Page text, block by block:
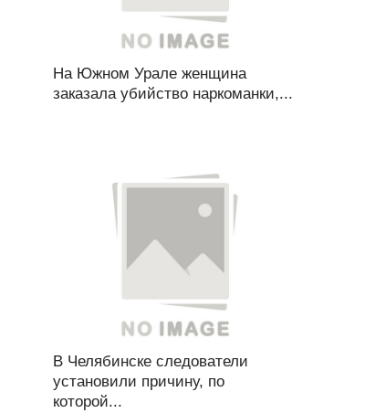
На Южном Урале женщина
заказала убийство наркоманки,...
В Челябинске следователи
установили причину, по
которой...